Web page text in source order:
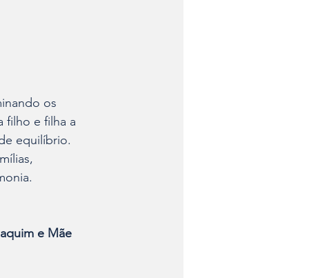
os
filho e filha a
equilíbrio.
e Mãe